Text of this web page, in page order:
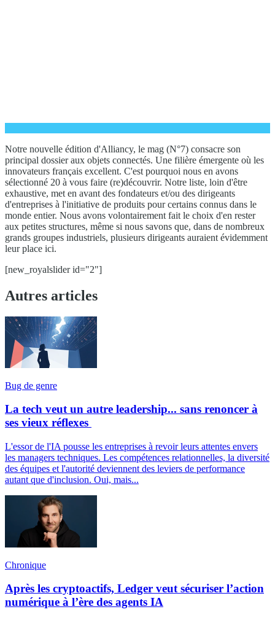
Notre nouvelle édition d'Alliancy, le mag (N°7) consacre son
principal dossier aux objets connectés. Une filière émergente où les
innovateurs français excellent. C'est pourquoi nous en avons
sélectionné 20 à vous faire (re)découvrir. Notre liste, loin d'être
exhaustive, met en avant des fondateurs et/ou des dirigeants
d'entreprises à l'initiative de produits pour certains connus dans le
monde entier. Nous avons volontairement fait le choix d'en rester
aux petites structures, même si nous savons que, dans de nombreux
grands groupes industriels, plusieurs dirigeants auraient évidemment
leur place ici.
[new_royalslider id="2"]
Autres articles
Bug de genre
La tech veut un autre leadership... sans renoncer à
ses vieux réflexes
L'essor de l'IA pousse les entreprises à revoir leurs attentes envers
les managers techniques. Les compétences relationnelles, la diversité
des équipes et l'autorité deviennent des leviers de performance
autant que d'inclusion. Oui, mais...
Chronique
Après les cryptoactifs, Ledger veut sécuriser l’action
numérique à l’ère des agents IA